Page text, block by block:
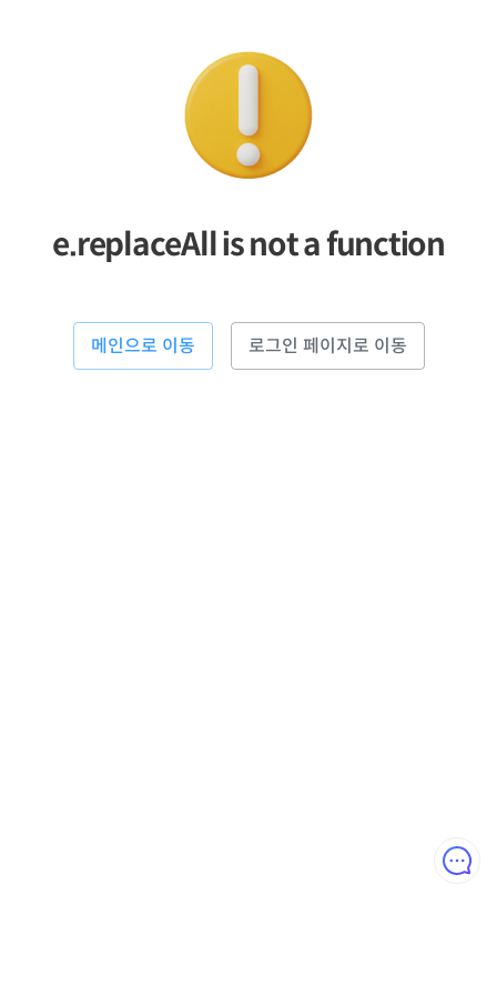
e.replaceAll is not a function
메인으로 이동 로그인 페이지로 이동